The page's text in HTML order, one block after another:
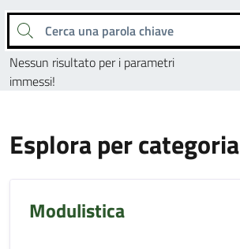
Cerca una parola chiave
Nessun risultato per i parametri
immessi!
Esplora per categoria
Modulistica